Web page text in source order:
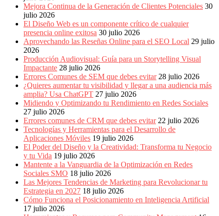
Móviles,
Estrategias
Digitales,
Estrategias
Publicitarias,
Alianzas,
Clientes,
Innovación,
Tecnología,
Noticias,
Artículos,
Gente,
Contenidos
Calidad,
Eventos
Marketing,
Mercadotecnia,
Eventos
Publicitarios,
Colecciónes,
Marcas,
Insigns,
Mejora Continua de la Generación de Clientes Potenciales 30
julio 2026
El Diseño Web es un componente crítico de cualquier
presencia online exitosa 30 julio 2026
Aprovechando las Reseñas Online para el SEO Local 29 julio
2026
Producción Audiovisual: Guía para un Storytelling Visual
Impactante 28 julio 2026
Errores Comunes de SEM que debes evitar 28 julio 2026
¿Quieres aumentar tu visibilidad y llegar a una audiencia más
amplia? Usa ChatGPT 27 julio 2026
Midiendo y Optimizando tu Rendimiento en Redes Sociales
27 julio 2026
Errores comunes de CRM que debes evitar 22 julio 2026
Tecnologías y Herramientas para el Desarrollo de
Aplicaciones Móviles 19 julio 2026
El Poder del Diseño y la Creatividad: Transforma tu Negocio
y tu Vida 19 julio 2026
Mantente a la Vanguardia de la Optimización en Redes
Sociales SMO 18 julio 2026
Las Mejores Tendencias de Marketing para Revolucionar tu
Estrategia en 2027 18 julio 2026
Cómo Funciona el Posicionamiento en Inteligencia Artificial
17 julio 2026